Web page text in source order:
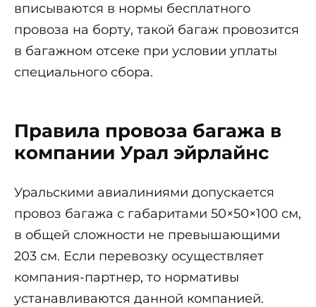
вписываются в нормы бесплатного
провоза на борту, такой багаж провозится
в багажном отсеке при условии уплаты
специального сбора.
Правила провоза багажа в
компании Урал эйрлайнс
Уральскими авиалиниями допускается
провоз багажа с габаритами 50×50×100 см,
в общей сложности не превышающими
203 см. Если перевозку осуществляет
компания-партнер, то нормативы
устанавливаются данной компанией.